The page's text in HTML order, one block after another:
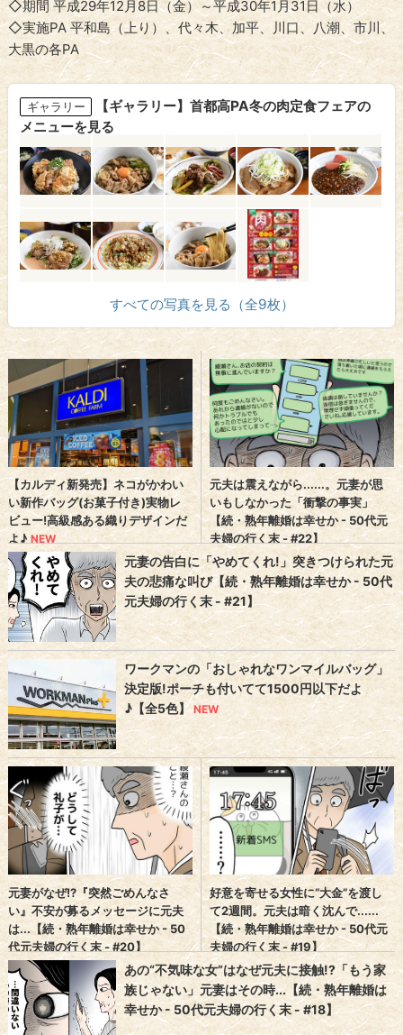
◇期間 平成29年12月8日（金）～平成30年1月31日（水）
◇実施PA 平和島（上り）、代々木、加平、川口、八潮、市川、
大黒の各PA
ギャラリー
【ギャラリー】首都高PA冬の肉定食フェアの
メニューを見る
すべての写真を見る（全9枚）